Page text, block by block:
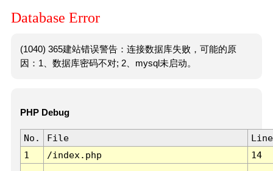
Database Error
(1040) 365建站错误警告：连接数据库失败，可能的原
因：1、数据库密码不对; 2、mysql未启动。
PHP Debug
No. File
Line
1
/index.php 14